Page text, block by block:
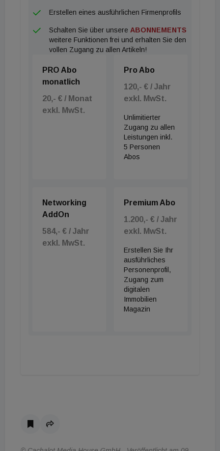
Erstellen eines ausführlichen Firmenprofils
Schalten Sie über unsere ABONNEMENTS
weitere Funktionen frei und erhalten Sie den
vollen Zugang zu allen Artikeln!
PRO Abo
monatlich
20,- € / Monat
exkl. MwSt.
Pro Abo
120,- € / Jahr
exkl. MwSt.
Unlimitierter
Zugang zu allen
Leistungen inkl.
5 Personen
Abos
Networking
AddOn
584,- € / Jahr
exkl. MwSt.
Premium Abo
1.200,- € / Jahr
exkl. MwSt.
Erstellen Sie Ihr
ausführliches
Personenprofil,
Zugang zum
digitalen
Immobilien
Magazin